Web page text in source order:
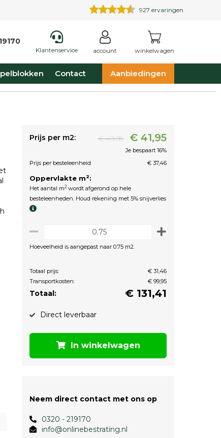
927 ervaringen
Klantenservice account winkelwagen
Contact Aanbiedingen
Prijs per m2: € 49,95 € 41,95
Je bespaart 16%
Prijs per besteleenheid
€ 37,46
Oppervlakte m2:
Het aantal m2 wordt afgerond op hele
besteleenheden. Houd rekening met 5% snijverlies
Hoeveelheid is aangepast naar 0.75 m2.
Totaal prijs:
€ 31,46
Transportkosten:
€ 99,95
Totaal: € 131,41
Direct leverbaar
In winkelwagen
Neem direct contact met ons op
0320 - 219170
info@onlinebestrating.nl